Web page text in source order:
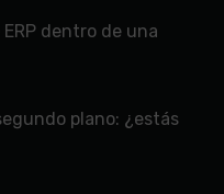
dentro de una
plano: ¿estás